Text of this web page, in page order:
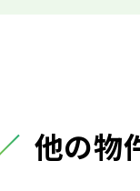
他の物